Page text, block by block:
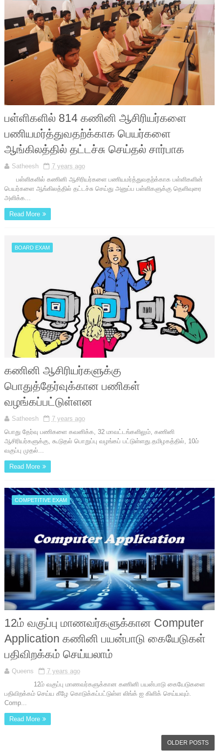
பள்ளிகளில் 814 கணினி ஆசிரியர்களை
பணியமர்த்துவதற்க்காக பெயர்களை
ஆங்கிலத்தில் தட்டச்சு செய்தல் சார்பாக
Satheesh
7 years ago
பள்ளிகளில் கணினி ஆசிரியர்களை பணியமர்த்துவதற்க்காக பள்ளிகளின்
பெயர்களை ஆங்கிலத்தில் தட்டச்சு செய்து அனுப்ப பள்ளிகளுக்கு தெளிவுரை
அளிக்க...
Read More
BOARD EXAM
கணினி ஆசிரியர்களுக்கு
பொதுத்தேர்வுக்கான பணிகள்
வழங்கப்பட்டுள்ளன
Satheesh
7 years ago
பொது தேர்வு பணிகளை கவனிக்க, 32 மாவட்டங்களிலும், கணினி
ஆசிரியர்களுக்கு, கூடுதல் பொறுப்பு வழங்கப் பட்டுள்ளது.தமிழகத்தில், 10ம்
வகுப்பு முதல்...
Read More
COMPETITIVE EXAM
12ம் வகுப்பு மாணவர்களுக்கான Computer
Application கணினி பயன்பாடு கையேடுகள்
பதிவிறக்கம் செய்யலாம்
Queens
7 years ago
12ம் வகுப்பு மாணவர்களுக்கான கணினி பயன்பாடு கையேடுகளை
பதிவிறக்கம் செய்ய கீழே கொடுக்கப்பட்டுள்ள லிங்க் ஐ கிளிக் செய்யவும்.
Comp...
Read More
OLDER POSTS